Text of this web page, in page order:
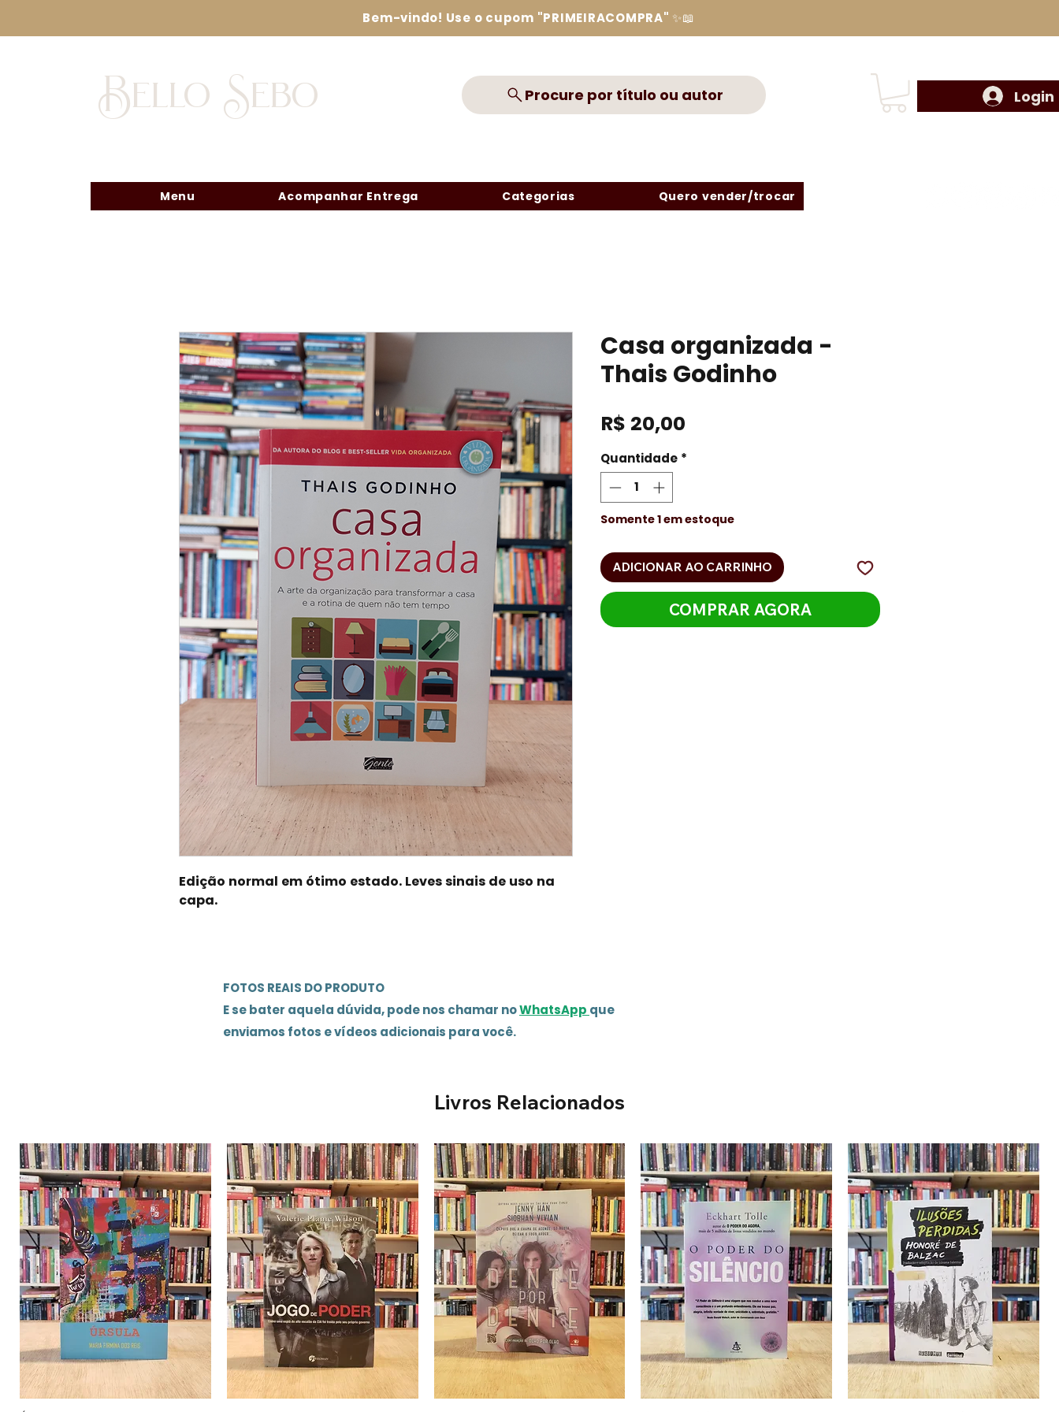
Bem-vindo! Use o cupom "PRIMEIRACOMPRA" ✨📖
Bello Sebo Procure por título ou autor
Menu Acompanhar Entrega Categorias Quero vender/trocar
Login
Edição normal em ótimo estado. Leves sinais de uso na
capa.
Casa organizada -
Thais Godinho
R$ 20,00
Quantidade *
Somente 1 em estoque
ADICIONAR AO CARRINHO
COMPRAR AGORA
FOTOS REAIS DO PRODUTO
E se bater aquela dúvida, pode nos chamar noWhatsApp que
enviamos fotos e vídeos adicionais para você.
Livros Relacionados